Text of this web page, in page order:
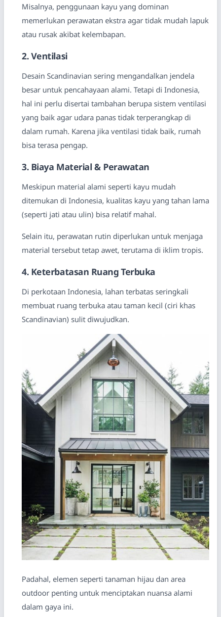
Misalnya, penggunaan kayu yang dominan
memerlukan perawatan ekstra agar tidak mudah lapuk
atau rusak akibat kelembapan.
2. Ventilasi
Desain Scandinavian sering mengandalkan jendela
besar untuk pencahayaan alami. Tetapi di Indonesia,
hal ini perlu disertai tambahan berupa sistem ventilasi
yang baik agar udara panas tidak terperangkap di
dalam rumah. Karena jika ventilasi tidak baik, rumah
bisa terasa pengap.
3. Biaya Material & Perawatan
Meskipun material alami seperti kayu mudah
ditemukan di Indonesia, kualitas kayu yang tahan lama
(seperti jati atau ulin) bisa relatif mahal.
Selain itu, perawatan rutin diperlukan untuk menjaga
material tersebut tetap awet, terutama di iklim tropis.
4. Keterbatasan Ruang Terbuka
Di perkotaan Indonesia, lahan terbatas seringkali
membuat ruang terbuka atau taman kecil (ciri khas
Scandinavian) sulit diwujudkan.
Padahal, elemen seperti tanaman hijau dan area
outdoor penting untuk menciptakan nuansa alami
dalam gaya ini.